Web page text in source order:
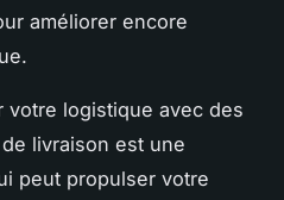
améliorer encore
votre logistique avec des
livraison est une
peut propulser votre